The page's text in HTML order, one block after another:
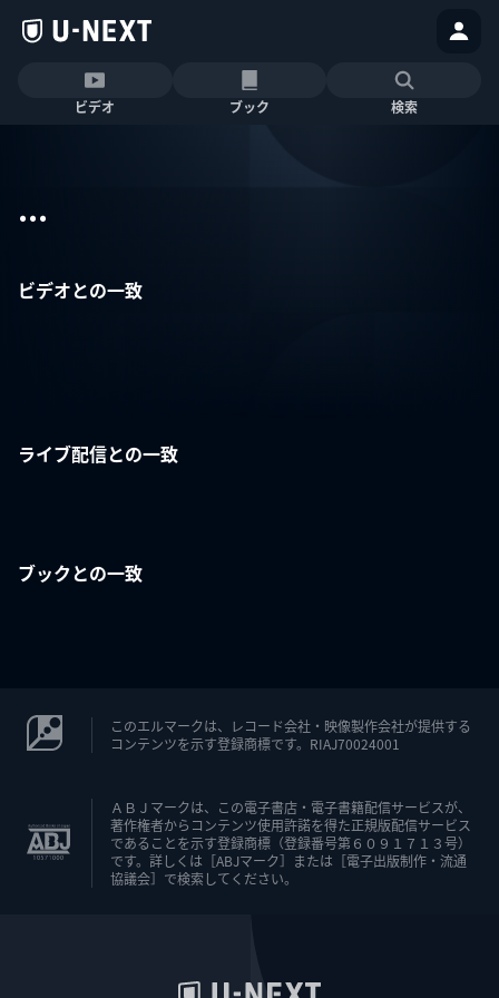
ビデオ ブック 検索
...
ビデオとの一致
ライブ配信との一致
ブックとの一致
このエルマークは、レコード会社・映像製作会社が提供する
コンテンツを示す登録商標です。RIAJ70024001
ＡＢＪマークは、この電子書店・電子書籍配信サービスが、
著作権者からコンテンツ使用許諾を得た正規版配信サービス
であることを示す登録商標（登録番号第６０９１７１３号）
です。詳しくは［ABJマーク］または［電子出版制作・流通
協議会］で検索してください。